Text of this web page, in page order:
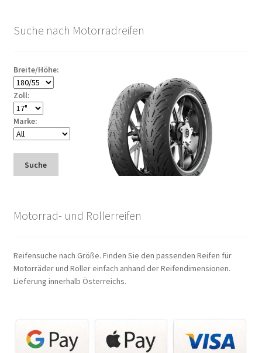
Suche nach Motorradreifen
Breite/Höhe:
Zoll:
Marke:
Suche
Motorrad- und Rollerreifen
Reifensuche nach Größe. Finden Sie den passenden Reifen für
Motorräder und Roller einfach anhand der Reifendimensionen.
Lieferung innerhalb Österreichs.